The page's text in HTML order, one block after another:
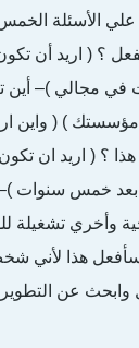
علي الأسئلة
تفعل ؟ ( اريد أن
في مجالي )– أين
مؤسستك ) ( واين
هذا ؟ ( اريد ان
خمس سنوات )
وأخري تشغيلة
هذا لأني
وابحث عن التطوير